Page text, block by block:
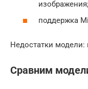
изображения;
поддержка
Недостатки модели:
Сравним